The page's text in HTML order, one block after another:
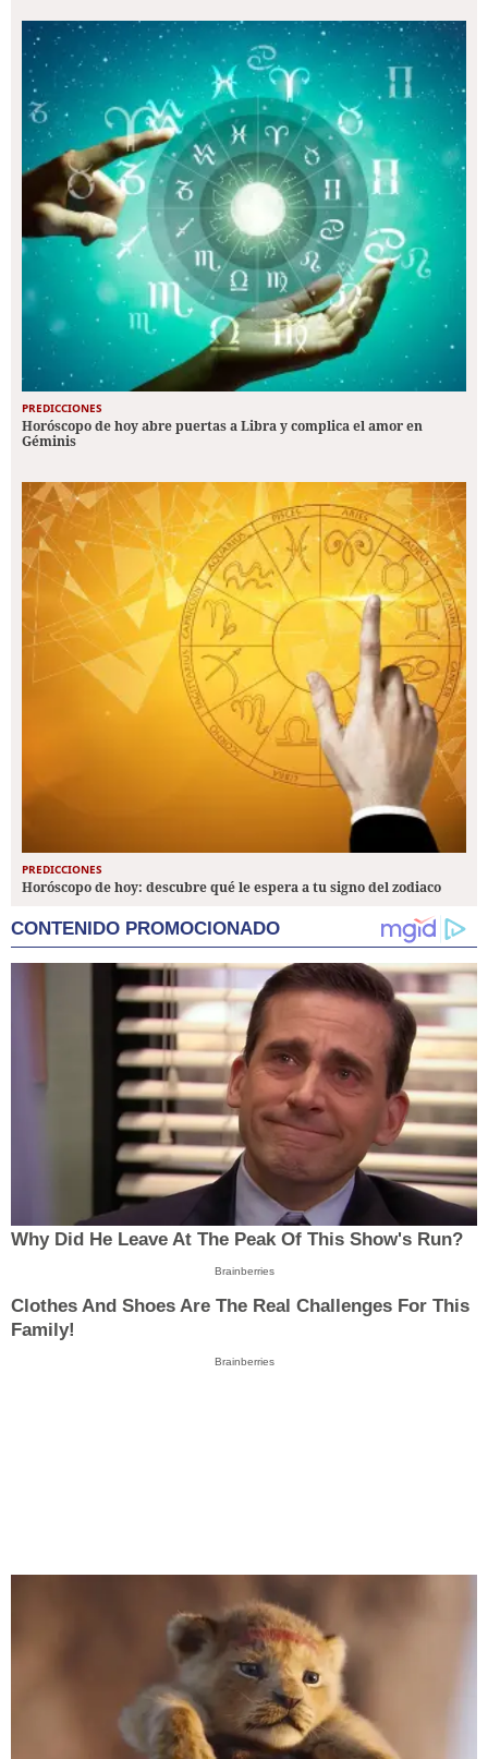
PREDICCIONES
Horóscopo de hoy abre puertas a Libra y complica el amor en
Géminis
PREDICCIONES
Horóscopo de hoy: descubre qué le espera a tu signo del zodiaco
CONTENIDO PROMOCIONADO
Why Did He Leave At The Peak Of This Show's Run?
Brainberries
Clothes And Shoes Are The Real Challenges For This
Family!
Brainberries